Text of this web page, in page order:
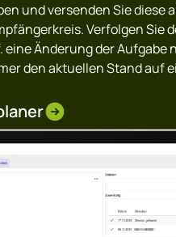
und versenden Sie diese
Verfolgen Sie
eine Änderung der Aufgabe
den aktuellen Stand auf